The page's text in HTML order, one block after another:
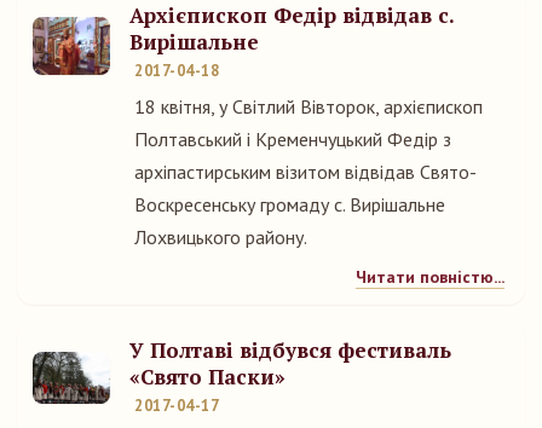
Архієпископ Федір відвідав с.
Вирішальне
2017-04-18
18 квітня, у Світлий Вівторок, архієпископ
Полтавський і Кременчуцький Федір з
архіпастирським візитом відвідав Свято-
Воскресенську громаду с. Вирішальне
Лохвицького району.
Читати повністю...
У Полтаві відбувся фестиваль
«Свято Паски»
2017-04-17